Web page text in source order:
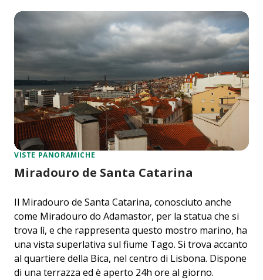
VISTE PANORAMICHE
Miradouro de Santa Catarina
Il Miradouro de Santa Catarina, conosciuto anche
come Miradouro do Adamastor, per la statua che si
trova lì, e che rappresenta questo mostro marino, ha
una vista superlativa sul fiume Tago. Si trova accanto
al quartiere della Bica, nel centro di Lisbona. Dispone
di una terrazza ed è aperto 24h ore al giorno.